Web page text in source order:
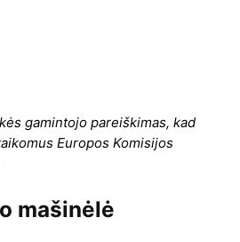
gamintojo pareiškimas, kad
Europos Komisijos
mašinėlė